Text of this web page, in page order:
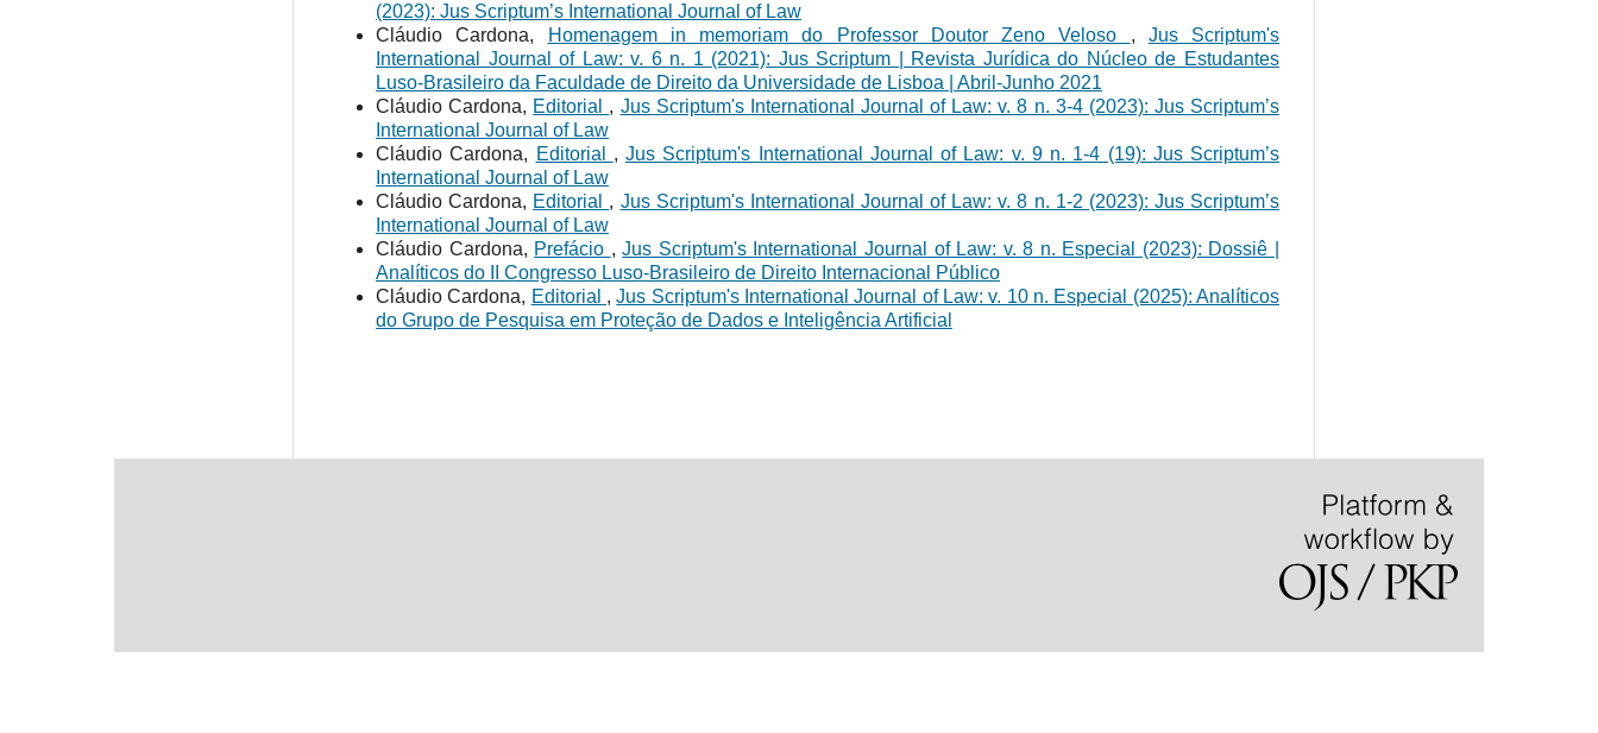
(2023): Jus Scriptum’s International Journal of Law
Cláudio Cardona,
Homenagem in memoriam do Professor Doutor Zeno Veloso , Jus Scriptum's
International Journal of Law: v. 6 n. 1 (2021): Jus Scriptum | Revista Jurídica do Núcleo de Estudantes
Luso-Brasileiro da Faculdade de Direito da Universidade de Lisboa | Abril-Junho 2021
Cláudio Cardona, Editorial , Jus Scriptum's International Journal of Law: v. 8 n. 3-4 (2023): Jus Scriptum’s
International Journal of Law
Cláudio Cardona, Editorial , Jus Scriptum's International Journal of Law: v. 9 n. 1-4 (19): Jus Scriptum’s
International Journal of Law
Cláudio Cardona, Editorial , Jus Scriptum's International Journal of Law: v. 8 n. 1-2 (2023): Jus Scriptum’s
International Journal of Law
Cláudio Cardona, Prefácio ,Jus Scriptum's International Journal of Law: v. 8 n. Especial (2023): Dossiê |
Analíticos do II Congresso Luso-Brasileiro de Direito Internacional Público
Cláudio Cardona, Editorial ,Jus Scriptum's International Journal of Law: v. 10 n. Especial (2025): Analíticos
do Grupo de Pesquisa em Proteção de Dados e Inteligência Artificial